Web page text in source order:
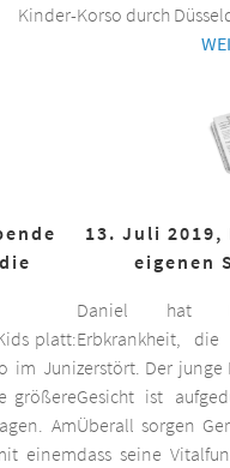
Korso durch
platt:
im Juni
größere
Am
einem
13. Juli
eigenen
Daniel hat
Erbkrankheit,
zerstört. Der
Gesicht ist
Überall sorgen
dass seine